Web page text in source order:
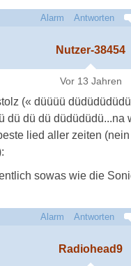
Alarm Antworten
Nutzer-38454
Vor 13 Jahren
(« düüüü
dü dü dü düdüdüdü...na
lied aller zeiten
sowas wie die
Alarm Antworten
Radiohead9